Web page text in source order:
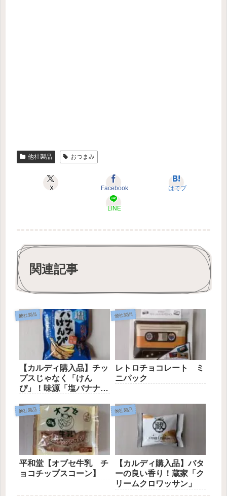
他社製品 おつまみ
X Facebook はてブ
LINE
関連記事
他社製品
【カルディ購入品】チッ
プスじゃなく「けん
ぴ」！味源「塩バナナけ
他社製品
レトロチョコレート ミ
ニパック
他社製品
平和堂【オブセ牛乳 チ
ョコチップスコーン】
他社製品
【カルディ購入品】バタ
ーの良い香り！蔵家「ク
リームクロワッサン」